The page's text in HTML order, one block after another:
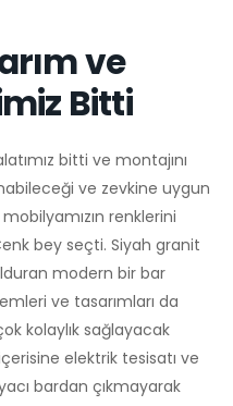
ve
Bitti
bitti ve montajını
ve zevkine uygun
mobilyamızın renklerini
bey seçti. Siyah granit
modern bir bar
ve tasarımları da
kolaylık sağlayacak
elektrik tesisatı ve
bardan çıkmayarak